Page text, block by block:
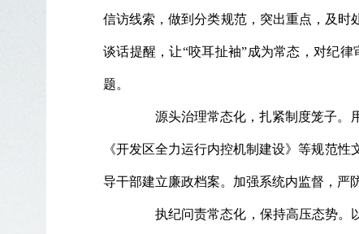
信访线索，做到分类规范，突出重点，及时
谈话提醒，让“咬耳扯袖”成为常态，对纪
题。
源头治理常态化，扎紧制度笼子。用
《开发区全力运行内控机制建设》等规范
导干部建立廉政档案。加强系统内监督，严
执纪问责常态化，保持高压态势。以